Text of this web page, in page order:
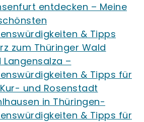
entdecken – Meine
& Tipps
zum Thüringer Wald
Langensalza –
& Tipps für
und Rosenstadt
in Thüringen-
& Tipps für